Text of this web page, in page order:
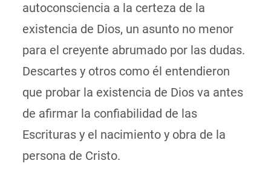
autoconsciencia a la certeza de la
existencia de Dios, un asunto no menor
para el creyente abrumado por las dudas.
Descartes y otros como él entendieron
que probar la existencia de Dios va antes
de afirmar la confiabilidad de las
Escrituras y el nacimiento y obra de la
persona de Cristo.